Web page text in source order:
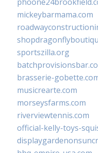
mickeybarmama.com
sportszilla.org
brasserie-
musicrearte.com
morseysfarms.com
riverviewtennis.com
official-kelly-toys-